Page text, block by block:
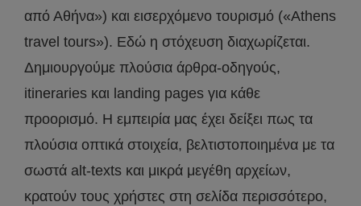
από Αθήνα») και εισερχόμενο τουρισμό («Athens
travel tours»). Εδώ η στόχευση διαχωρίζεται.
Δημιουργούμε πλούσια άρθρα-οδηγούς,
itineraries και landing pages για κάθε
προορισμό. Η εμπειρία μας έχει δείξει πως τα
πλούσια οπτικά στοιχεία, βελτιστοποιημένα με τα
σωστά alt-texts και μικρά μεγέθη αρχείων,
κρατούν τους χρήστες στη σελίδα περισσότερο,